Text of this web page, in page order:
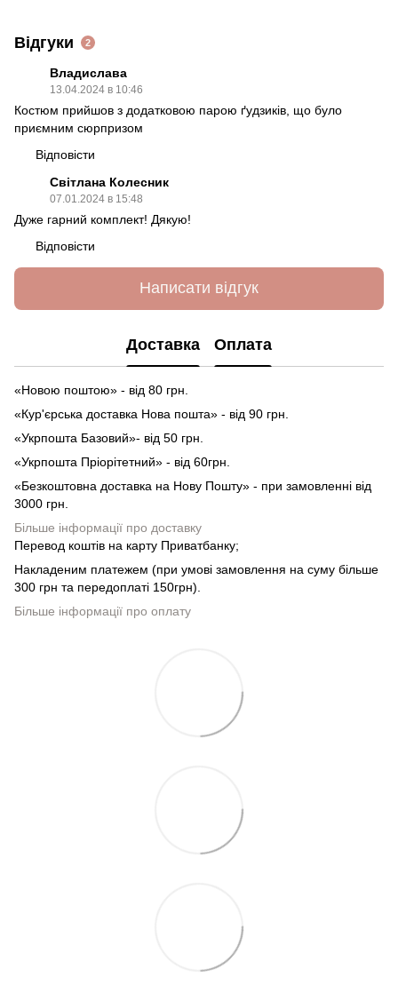
Відгуки 2
Владислава
13.04.2024 в 10:46
Костюм прийшов з додатковою парою ґудзиків, що було
приємним сюрпризом
Відповісти
Світлана Колесник
07.01.2024 в 15:48
Дуже гарний комплект! Дякую!
Відповісти
Написати відгук
Доставка Оплата
«Новою поштою» - від 80 грн.
«Кур'єрська доставка Нова пошта» - від 90 грн.
«Укрпошта Базовий»- від 50 грн.
«Укрпошта Пріорітетний» - від 60грн.
«Безкоштовна доставка на Нову Пошту» - при замовленні від
3000 грн.
Більше інформації про доставку
Перевод коштів на карту Приватбанку;
Накладеним платежем (при умові замовлення на суму більше
300 грн та передоплаті 150грн).
Більше інформації про оплату